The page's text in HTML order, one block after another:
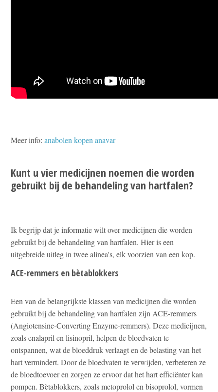
Meer info:anabolen kopen anavar
Kunt u vier medicijnen noemen die worden
gebruikt bij de behandeling van hartfalen?
Ik begrijp dat je informatie wilt over medicijnen die worden
gebruikt bij de behandeling van hartfalen. Hier is een
uitgebreide uitleg in twee alinea's, elk voorzien van een kop.
ACE-remmers en bètablokkers
Een van de belangrijkste klassen van medicijnen die worden
gebruikt bij de behandeling van hartfalen zijn ACE-remmers
(Angiotensine-Converting Enzyme-remmers). Deze medicijnen,
zoals enalapril en lisinopril, helpen de bloedvaten te
ontspannen, wat de bloeddruk verlaagt en de belasting van het
hart vermindert. Door de bloedvaten te verwijden, verbeteren ze
de bloedtoevoer en zorgen ze ervoor dat het hart efficiënter kan
pompen. Bètablokkers, zoals metoprolol en bisoprolol, vormen